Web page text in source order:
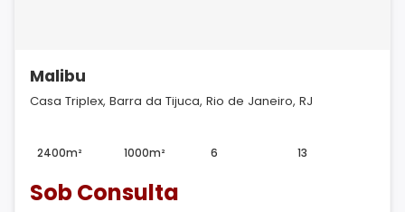
Malibu
Casa Triplex, Barra da Tijuca, Rio de Janeiro, RJ
2400m² 1000m² 6 13
Sob Consulta